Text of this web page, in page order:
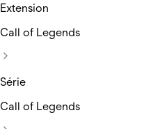
Extension
Call of Legends
Série
Call of Legends